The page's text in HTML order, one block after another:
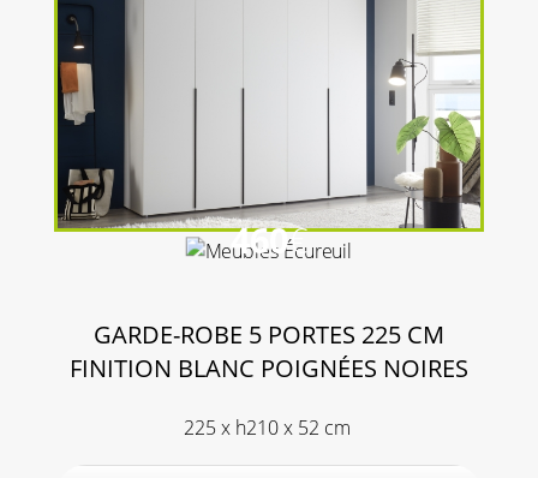
460€
GARDE-ROBE 5 PORTES 225 CM
FINITION BLANC POIGNÉES NOIRES
225 x h210 x 52 cm